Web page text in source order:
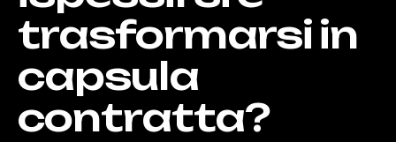
trasformarsiin
capsula
contratta?